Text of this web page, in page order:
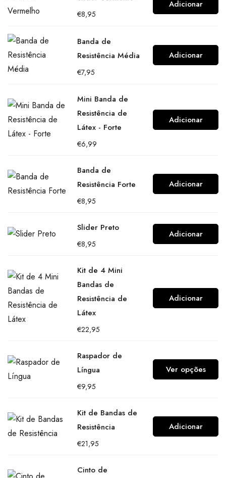
€8,95
Adicionar
Banda de
Resistência Média
€7,95
Adicionar
Mini Banda de
Resistência de
Látex - Forte
€6,99
Adicionar
Banda de
Resistência Forte
€8,95
Adicionar
Slider Preto
€8,95
Adicionar
Kit de 4 Mini
Bandas de
Resistência de
Látex
€22,95
Adicionar
Raspador de
Língua
€9,95
Ver opções
Kit de Bandas de
Resistência
€21,95
Adicionar
Cinto de